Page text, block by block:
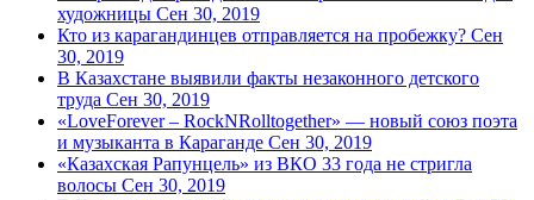
художницы Сен 30, 2019
Кто из карагандинцев отправляется на пробежку? Сен
30, 2019
В Казахстане выявили факты незаконного детского
труда Сен 30, 2019
«LoveForever – RockNRolltogether» — новый союз поэта
и музыканта в Караганде Сен 30, 2019
«Казахская Рапунцель» из ВКО 33 года не стригла
волосы Сен 30, 2019